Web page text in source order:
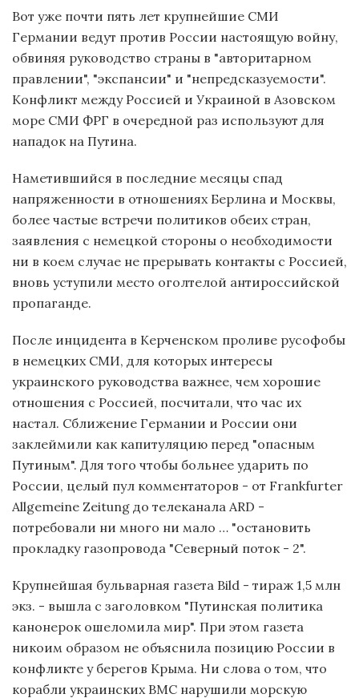
Вот уже почти пять лет крупнейшие СМИ
Германии ведут против России настоящую войну,
обвиняя руководство страны в "авторитарном
правлении", "экспансии" и "непредсказуемости".
Конфликт между Россией и Украиной в Азовском
море СМИ ФРГ в очередной раз используют для
нападок на Путина.
Наметившийся в последние месяцы спад
напряженности в отношениях Берлина и Москвы,
более частые встречи политиков обеих стран,
заявления с немецкой стороны о необходимости
ни в коем случае не прерывать контакты с Россией,
вновь уступили место оголтелой антироссийской
пропаганде.
После инцидента в Керченском проливе русофобы
в немецких СМИ, для которых интересы
украинского руководства важнее, чем хорошие
отношения с Россией, посчитали, что час их
настал. Сближение Германии и России они
заклеймили как капитуляцию перед "опасным
Путиным". Для того чтобы больнее ударить по
России, целый пул комментаторов - от Frankfurter
Allgemeine Zeitung до телеканала ARD -
потребовали ни много ни мало … "остановить
прокладку газопровода "Северный поток - 2".
Крупнейшая бульварная газета Bild - тираж 1,5 млн
экз. - вышла с заголовком "Путинская политика
канонерок ошеломила мир". При этом газета
никоим образом не объяснила позицию России в
конфликте у берегов Крыма. Ни слова о том, что
корабли украинских ВМС нарушили морскую